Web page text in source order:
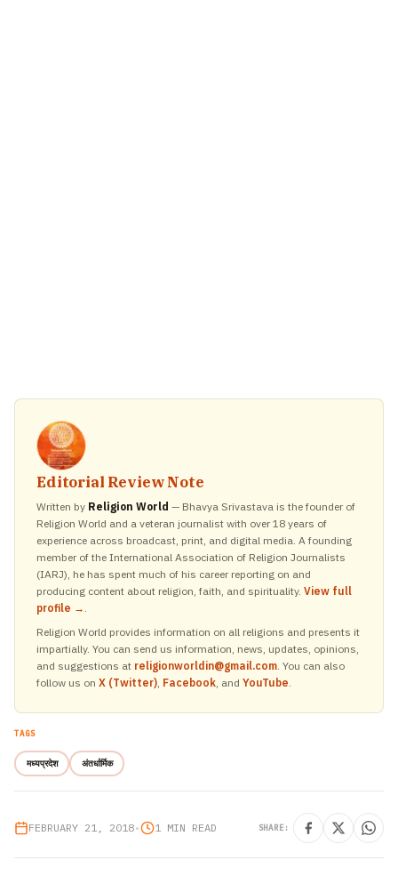
Editorial Review Note
Written by Religion World — Bhavya Srivastava is the founder of
Religion World and a veteran journalist with over 18 years of
experience across broadcast, print, and digital media. A founding
member of the International Association of Religion Journalists
(IARJ), he has spent much of his career reporting on and
producing content about religion, faith, and spirituality. View full
profile → .
Religion World provides information on all religions and presents it
impartially. You can send us information, news, updates, opinions,
and suggestions at religionworldin@gmail.com. You can also
follow us on X (Twitter), Facebook, and YouTube.
TAGS
मध्यप्रदेश अंतर्धार्मिक
FEBRUARY 21, 2018• 1 MIN READ SHARE: